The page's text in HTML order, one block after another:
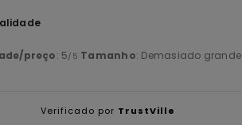
preço: 5/5 Tamanho: Demasiado grande
Verificado por TrustVille